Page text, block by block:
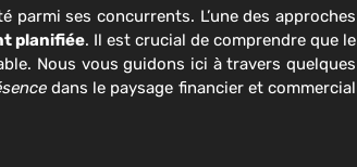
ses concurrents. L’une des approches
planifiée. Il est crucial de comprendre que le
Nous vous guidons ici à travers quelques
dans le paysage financier et commercial